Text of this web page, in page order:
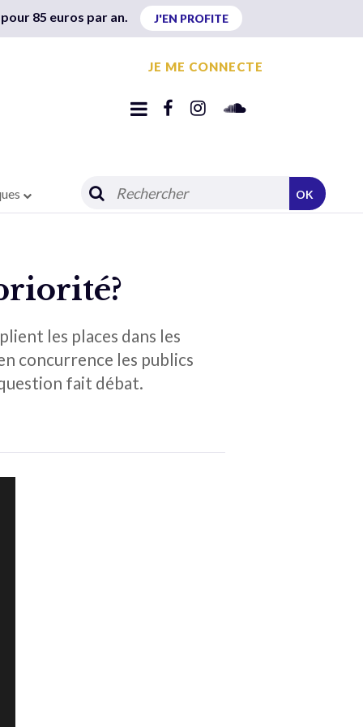
85 euros par an. J'EN PROFITE
JE ME CONNECTE
OK
les places dans les
concurrence les publics
fait débat.